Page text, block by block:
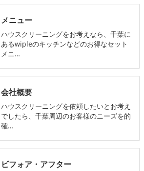
メニュー
ハウスクリーニングをお考えなら、千葉に
あるwipleのキッチンなどのお得なセット
メニ…
会社概要
ハウスクリーニングを依頼したいとお考え
でしたら、千葉周辺のお客様のニーズを的
確…
ビフォア・アフター